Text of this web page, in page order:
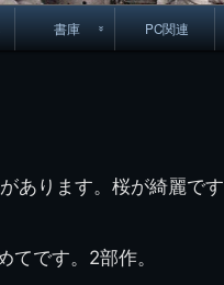
葉工業学校検
津田沼校歌
(検見川時代)
第二応援歌
書庫
旧西支部会報「ちば
PC関連
あります。桜が綺麗です
です。2部作。